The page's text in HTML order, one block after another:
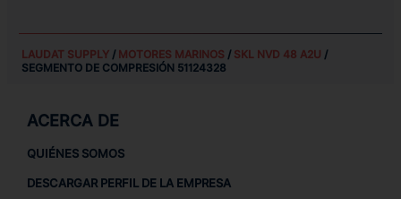
LAUDAT SUPPLY/ MOTORES MARINOS / SKL NVD 48 A2U /
SEGMENTO DE COMPRESIÓN 51124328
ACERCA DE
QUIÉNES SOMOS
DESCARGAR PERFIL DE LA EMPRESA